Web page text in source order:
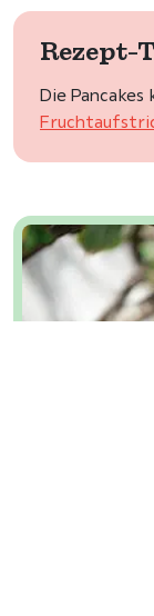
Rezept-
Die Pancakes